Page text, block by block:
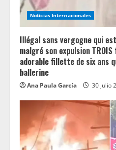
n
g
Noticias Internacionales
Illégal sans vergogne qui
malgré son expulsion
adorable fillette de six ans
ballerine
Ana Paula García 30 julio